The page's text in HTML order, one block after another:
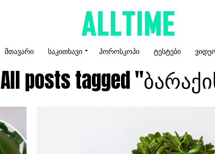
ᲛᲗᲐᲕᲐᲠᲘ ᲡᲐᲙᲘᲗᲮᲐᲕᲘ ᲰᲝᲠᲝᲡᲙᲝᲞᲘ ᲢᲔᲡᲢᲔᲑᲘ
All posts tagged